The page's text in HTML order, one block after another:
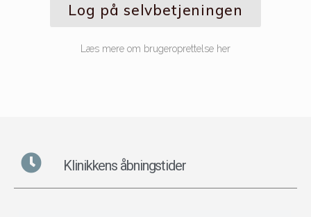
Log på selvbetjeningen
Læs mere om brugeroprettelse her
Klinikkens åbningstider